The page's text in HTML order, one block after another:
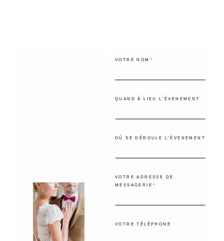
VOTRE NOM
QUAND À LIEU L'ÉVENEMENT
OÙ SE DÉROULE L'ÉVENEMENT
VOTRE ADRESSE DE
MESSAGERIE
VOTRE TÉLÉPHONE